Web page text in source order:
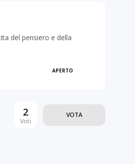
del pensiero e della
APERTO
2
Voti
VOTA